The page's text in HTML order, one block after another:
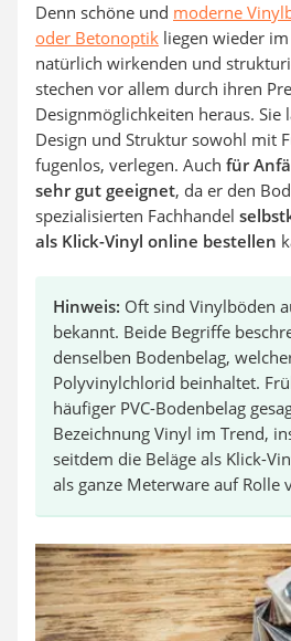
Denn schöne und moderne
oder Betonoptik liegen wieder
natürlich wirkenden und
stechen vor allem durch ihren
Designmöglichkeiten heraus. Sie
Design und Struktur sowohl mit
fugenlos, verlegen. Auch für
sehr gut geeignet, da er den
spezialisierten Fachhandel
als Klick-Vinyl online bestellen
Hinweis: Oft sind Vinylböden
bekannt. Beide Begriffe
denselben Bodenbelag,
Polyvinylchlorid beinhaltet.
häufiger PVC-Bodenbelag
Bezeichnung Vinyl im Trend,
seitdem die Beläge als Klick-
als ganze Meterware auf Rolle